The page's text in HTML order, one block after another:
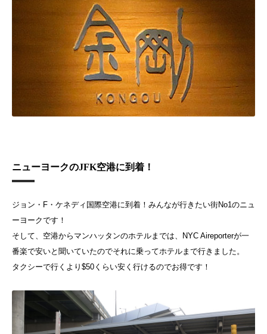
ニューヨークのJFK空港に到着！
ジョン・F・ケネディ国際空港に到着！みんなが行きたい街No1のニュ
ーヨークです！
そして、空港からマンハッタンのホテルまでは、NYC Aireporterが一
番楽で安いと聞いていたのでそれに乗ってホテルまで行きました。
タクシーで行くより$50くらい安く行けるのでお得です！